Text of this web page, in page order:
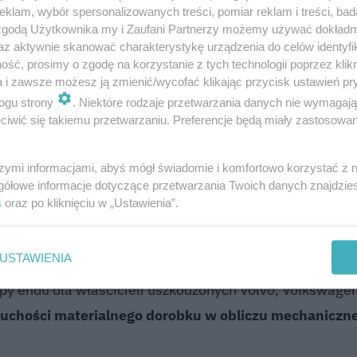
wydaje się znajomy – pośpiech, zielona
że kierowca Renault, wyjeżdżając z ulicy
aleją Niepodległości BMW. To klasyczny błąd,
w podobnych miejscach, akonsekwencje tego
kierowca luksusowego samochodu stracił nad nim
bezlitośnie uderzając w trzy zaparkowane tam auta.
endu dla właścicieli uszkodzonych Volvo,
materialnego dorobku w obliczu
wybór spersonalizowanych treści, pomiar reklam i treści,
Użytkownika my i Zaufani Partnerzy możemy używać
aktywnie skanować charakterystykę urządzenia do celów
prosimy o zgodę na korzystanie z tych technologii poprzez
i zawsze możesz ją zmienić/wycofać klikając przycisk ustawień
strony
. Niektóre rodzaje przetwarzania danych nie
się takiemu przetwarzaniu. Preferencje będą miały
informacjami, abyś mógł świadomie i komfortowo korzystać z
informacje dotyczące przetwarzania Twoich danych
oraz po kliknięciu w „Ustawienia”.
USTAWIENIA